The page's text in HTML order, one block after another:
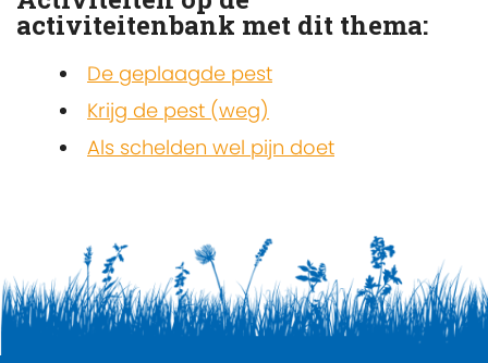
activiteitenbank met dit thema:
De geplaagde pest
Krijg de pest (weg)
Als schelden wel pijn doet